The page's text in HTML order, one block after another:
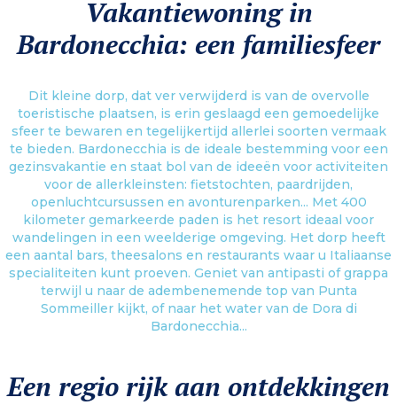
soorten bomen en bloemen te bewonderen. Geniet van het comfort van het
Résidence Villagio Campo Smithen beleef een onvergetelijk verblijf in de
Italiaanse Alpen!
Meer informatie
Vakantiewoning in
Bardonecchia: een familiesfeer
Dit kleine dorp, dat ver verwijderd is van de overvolle
toeristische plaatsen, is erin geslaagd een gemoedelijke
sfeer te bewaren en tegelijkertijd allerlei soorten vermaak
te bieden. Bardonecchia is de ideale bestemming voor een
gezinsvakantie en staat bol van de ideeën voor activiteiten
voor de allerkleinsten: fietstochten, paardrijden,
openluchtcursussen en avonturenparken... Met 400
kilometer gemarkeerde paden is het resort ideaal voor
wandelingen in een weelderige omgeving. Het dorp heeft
een aantal bars, theesalons en restaurants waar u Italiaanse
specialiteiten kunt proeven. Geniet van antipasti of grappa
terwijl u naar de adembenemende top van Punta
Sommeiller kijkt, of naar het water van de Dora di
Bardonecchia...
Een regio rijk aan ontdekkingen